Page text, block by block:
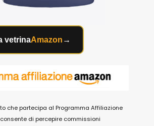
vetrinaAmazon →
che partecipa al Programma Affiliazione
consente di percepire commissioni